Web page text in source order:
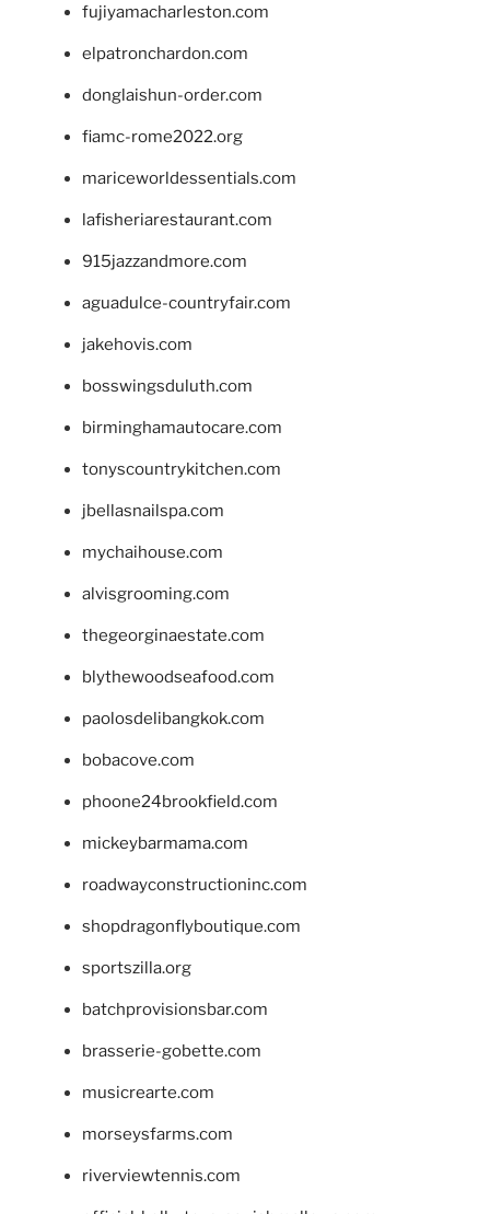
fujiyamacharleston.com
elpatronchardon.com
donglaishun-order.com
fiamc-rome2022.org
mariceworldessentials.com
lafisheriarestaurant.com
915jazzandmore.com
aguadulce-countryfair.com
jakehovis.com
bosswingsduluth.com
birminghamautocare.com
tonyscountrykitchen.com
jbellasnailspa.com
mychaihouse.com
alvisgrooming.com
thegeorginaestate.com
blythewoodseafood.com
paolosdelibangkok.com
bobacove.com
phoone24brookfield.com
mickeybarmama.com
roadwayconstructioninc.com
shopdragonflyboutique.com
sportszilla.org
batchprovisionsbar.com
brasserie-gobette.com
musicrearte.com
morseysfarms.com
riverviewtennis.com